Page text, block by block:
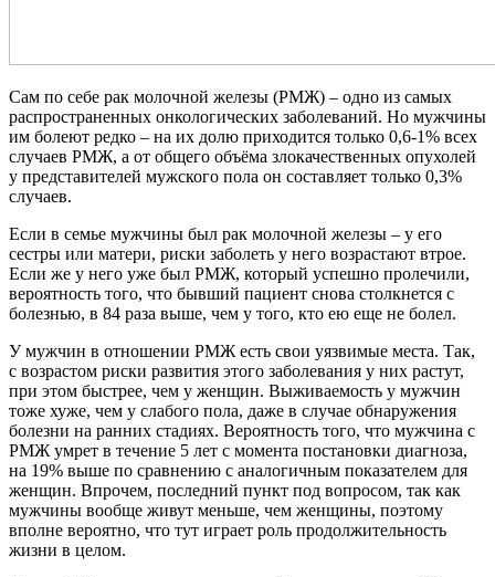
Сам по себе рак молочной железы (РМЖ) – одно из самых
распространенных онкологических заболеваний. Но мужчины
им болеют редко – на их долю приходится только 0,6-1% всех
случаев РМЖ, а от общего объёма злокачественных опухолей
у представителей мужского пола он составляет только 0,3%
случаев.
Если в семье мужчины был рак молочной железы – у его
сестры или матери, риски заболеть у него возрастают втрое.
Если же у него уже был РМЖ, который успешно пролечили,
вероятность того, что бывший пациент снова столкнется с
болезнью, в 84 раза выше, чем у того, кто ею еще не болел.
У мужчин в отношении РМЖ есть свои уязвимые места. Так,
с возрастом риски развития этого заболевания у них растут,
при этом быстрее, чем у женщин. Выживаемость у мужчин
тоже хуже, чем у слабого пола, даже в случае обнаружения
болезни на ранних стадиях. Вероятность того, что мужчина с
РМЖ умрет в течение 5 лет с момента постановки диагноза,
на 19% выше по сравнению с аналогичным показателем для
женщин. Впрочем, последний пункт под вопросом, так как
мужчины вообще живут меньше, чем женщины, поэтому
вполне вероятно, что тут играет роль продолжительность
жизни в целом.